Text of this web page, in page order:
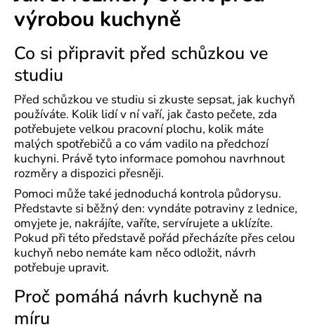
výrobou kuchyně
Co si připravit před schůzkou ve
studiu
Před schůzkou ve studiu si zkuste sepsat, jak kuchyň
používáte. Kolik lidí v ní vaří, jak často pečete, zda
potřebujete velkou pracovní plochu, kolik máte
malých spotřebičů a co vám vadilo na předchozí
kuchyni. Právě tyto informace pomohou navrhnout
rozměry a dispozici přesněji.
Pomoci může také jednoduchá kontrola půdorysu.
Představte si běžný den: vyndáte potraviny z lednice,
omyjete je, nakrájíte, vaříte, servírujete a uklízíte.
Pokud při této představě pořád přecházíte přes celou
kuchyň nebo nemáte kam něco odložit, návrh
potřebuje upravit.
Proč pomáhá návrh kuchyně na
míru